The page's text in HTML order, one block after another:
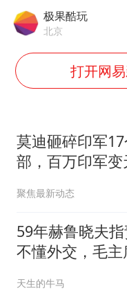
极果酷玩
北京
打开网
莫迪砸碎印军
部，百万印军变
聚焦最新动态
59年赫鲁晓夫
不懂外交，毛主
天生的牛马